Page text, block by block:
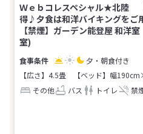
Ｗｅｂコレスペシャル★北陸
得♪夕食は和洋バイキングをご
【禁煙】ガーデン能登屋 和洋
室)
夕・朝食付き
【広さ】4.5畳
【ベッド】幅
その他
バス トイレ 禁